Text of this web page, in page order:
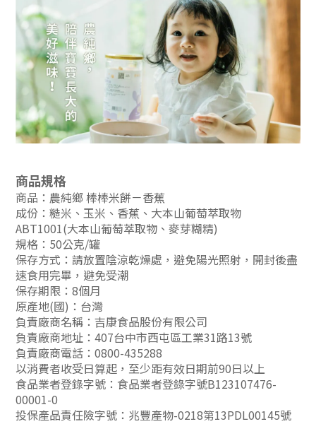
商品規格
商品：農純鄉 棒棒米餅－香蕉
成份： 糙米、玉米、香蕉、大本山葡萄萃取物
ABT1001(大本山葡萄萃取物、麥芽糊精)
規格：50公克/罐
保存方式：請放置陰涼乾燥處，避免陽光照射，開封後盡
速食用完畢，避免受潮
保存期限：8個月
原產地(國)：台灣
負責廠商名稱：吉康食品股份有限公司
負責廠商地址：407台中市西屯區工業31路13號
負責廠商電話：0800-435288
以消費者收受日算起，至少距有效日期前90日以上
食品業者登錄字號：食品業者登錄字號B123107476-
00001-0
投保產品責任險字號：兆豐產物-0218第13PDL00145號